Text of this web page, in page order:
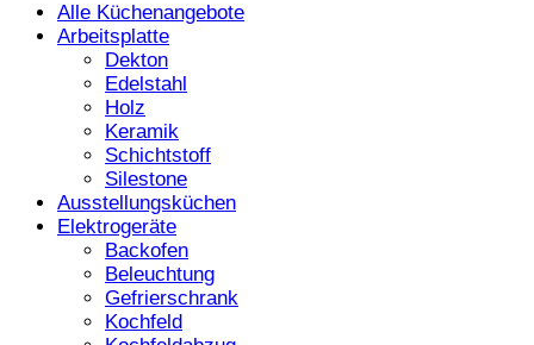
Alle Küchenangebote
Arbeitsplatte
Dekton
Edelstahl
Holz
Keramik
Schichtstoff
Silestone
Ausstellungsküchen
Elektrogeräte
Backofen
Beleuchtung
Gefrierschrank
Kochfeld